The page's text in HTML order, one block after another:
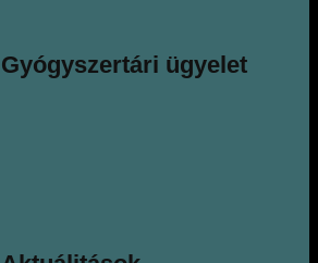
Gyógyszertári ügyelet